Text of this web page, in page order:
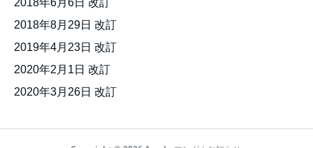
2018年6月6日 改訂
2018年8月29日 改訂
2019年4月23日 改訂
2020年2月1日 改訂
2020年3月26日 改訂